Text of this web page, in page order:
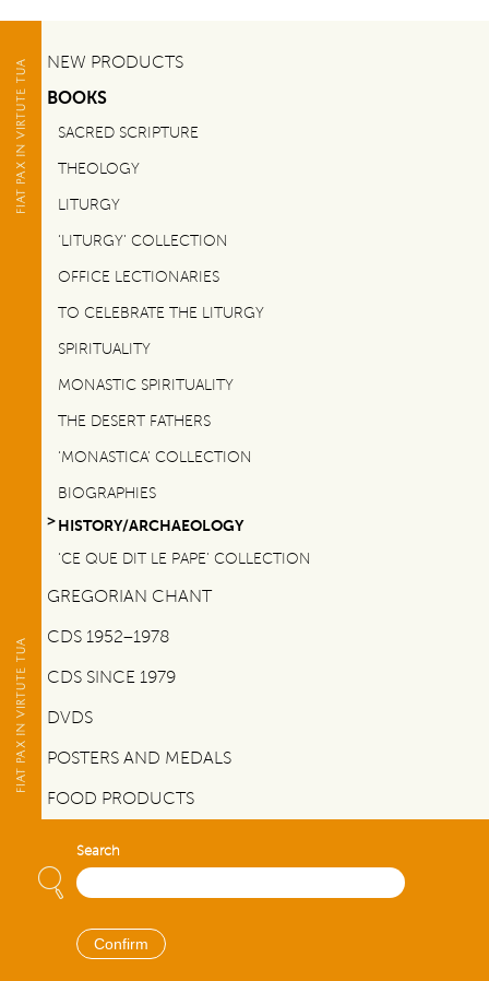
NEW PRODUCTS
BOOKS
SACRED SCRIPTURE
THEOLOGY
LITURGY
‘LITURGY’ COLLECTION
OFFICE LECTIONARIES
TO CELEBRATE THE LITURGY
SPIRITUALITY
MONASTIC SPIRITUALITY
THE DESERT FATHERS
‘MONASTICA’ COLLECTION
BIOGRAPHIES
HISTORY/ARCHAEOLOGY
‘CE QUE DIT LE PAPE’ COLLECTION
GREGORIAN CHANT
CDS 1952–1978
CDS SINCE 1979
DVDS
POSTERS AND MEDALS
FOOD PRODUCTS
Search